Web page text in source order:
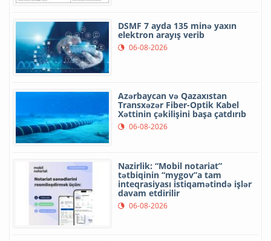
DSMF 7 ayda 135 minə yaxın
elektron arayış verib
06-08-2026
Azərbaycan və Qazaxıstan
Transxəzər Fiber-Optik Kabel
Xəttinin çəkilişini başa çatdırıb
06-08-2026
Nazirlik: “Mobil notariat”
tətbiqinin “mygov”a tam
inteqrasiyası istiqamətində işlər
davam etdirilir
06-08-2026